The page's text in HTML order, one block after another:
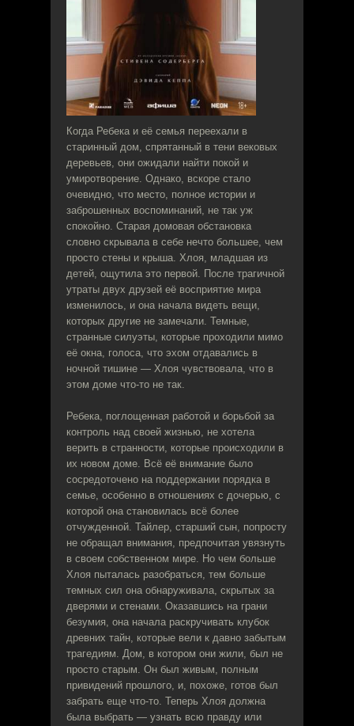
Когда Ребека и её семья переехали в
старинный дом, спрятанный в тени вековых
деревьев, они ожидали найти покой и
умиротворение. Однако, вскоре стало
очевидно, что место, полное истории и
заброшенных воспоминаний, не так уж
спокойно. Старая домовая обстановка
словно скрывала в себе нечто большее, чем
просто стены и крыша. Хлоя, младшая из
детей, ощутила это первой. После трагичной
утраты двух друзей её восприятие мира
изменилось, и она начала видеть вещи,
которых другие не замечали. Темные,
странные силуэты, которые проходили мимо
её окна, голоса, что эхом отдавались в
ночной тишине — Хлоя чувствовала, что в
этом доме что-то не так.
Ребека, поглощенная работой и борьбой за
контроль над своей жизнью, не хотела
верить в странности, которые происходили в
их новом доме. Всё её внимание было
сосредоточено на поддержании порядка в
семье, особенно в отношениях с дочерью, с
которой она становилась всё более
отчужденной. Тайлер, старший сын, попросту
не обращал внимания, предпочитая увязнуть
в своем собственном мире. Но чем больше
Хлоя пыталась разобраться, тем больше
темных сил она обнаруживала, скрытых за
дверями и стенами. Оказавшись на грани
безумия, она начала раскручивать клубок
древних тайн, которые вели к давно забытым
трагедиям. Дом, в котором они жили, был не
просто старым. Он был живым, полным
привидений прошлого, и, похоже, готов был
забрать еще что-то. Теперь Хлоя должна
была выбрать — узнать всю правду или